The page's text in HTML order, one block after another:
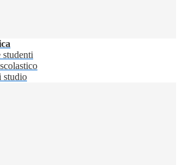
studenti
studio